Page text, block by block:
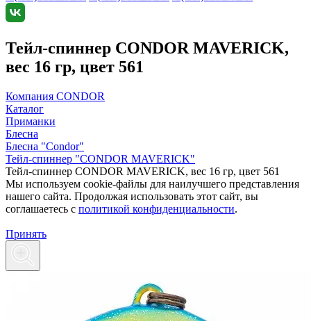
Тейл-спиннер CONDOR MAVERICK,
вес 16 гр, цвет 561
Компания CONDOR
Каталог
Приманки
Блесна
Блесна "Condor"
Тейл-спиннер "CONDOR MAVERICK"
Тейл-спиннер CONDOR MAVERICK, вес 16 гр, цвет 561
Мы используем cookie-файлы для наилучшего представления
нашего сайта. Продолжая использовать этот сайт, вы
соглашаетесь c политикой конфиденциальности.
Принять